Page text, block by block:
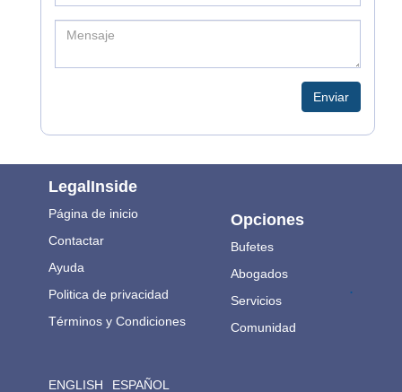
Enviar
LegalInside
Página de inicio
Contactar
Ayuda
Politica de privacidad
Términos y Condiciones
ENGLISH ESPAÑOL
Opciones
Bufetes
Abogados
Servicios
Comunidad
.